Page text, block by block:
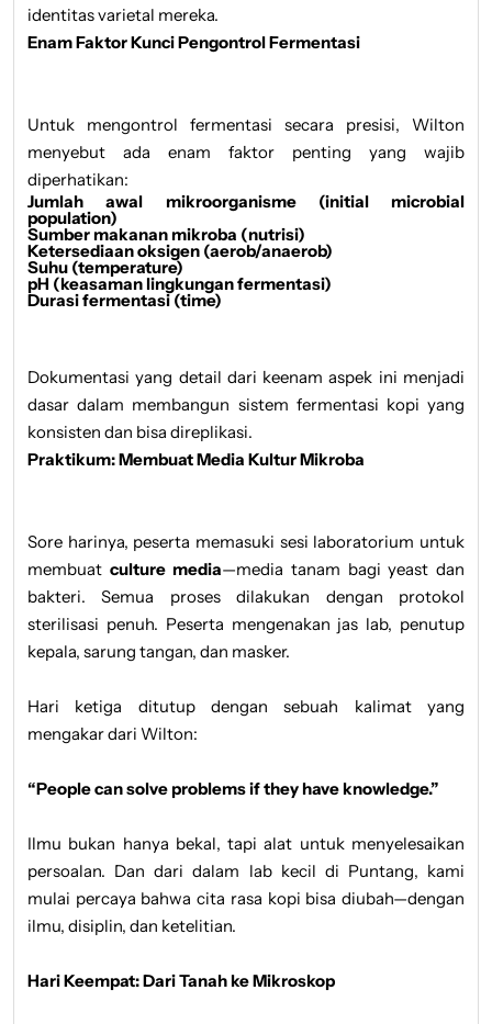
identitas varietal mereka.
Enam Faktor Kunci Pengontrol Fermentasi
Untuk mengontrol fermentasi secara presisi, Wilton
menyebut ada enam faktor penting yang wajib
diperhatikan:
Jumlah awal mikroorganisme (initial microbial
population)
Sumber makanan mikroba (nutrisi)
Ketersediaan oksigen (aerob/anaerob)
Suhu (temperature)
pH (keasaman lingkungan fermentasi)
Durasi fermentasi (time)
Dokumentasi yang detail dari keenam aspek ini menjadi
dasar dalam membangun sistem fermentasi kopi yang
konsisten dan bisa direplikasi.
Praktikum: Membuat Media Kultur Mikroba
Sore harinya, peserta memasuki sesi laboratorium untuk
membuat culture media—media tanam bagi yeast dan
bakteri. Semua proses dilakukan dengan protokol
sterilisasi penuh. Peserta mengenakan jas lab, penutup
kepala, sarung tangan, dan masker.
Hari ketiga ditutup dengan sebuah kalimat yang
mengakar dari Wilton:
“People can solve problems if they have knowledge.”
Ilmu bukan hanya bekal, tapi alat untuk menyelesaikan
persoalan. Dan dari dalam lab kecil di Puntang, kami
mulai percaya bahwa cita rasa kopi bisa diubah—dengan
ilmu, disiplin, dan ketelitian.
Hari Keempat: Dari Tanah ke Mikroskop